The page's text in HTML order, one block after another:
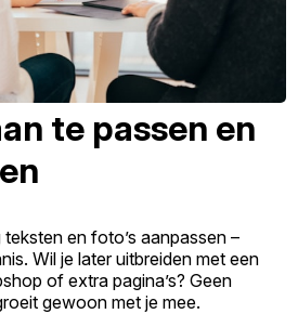
te passen en
en foto’s aanpassen –
Wil je later uitbreiden met een
of extra pagina’s? Geen
gewoon met je mee.